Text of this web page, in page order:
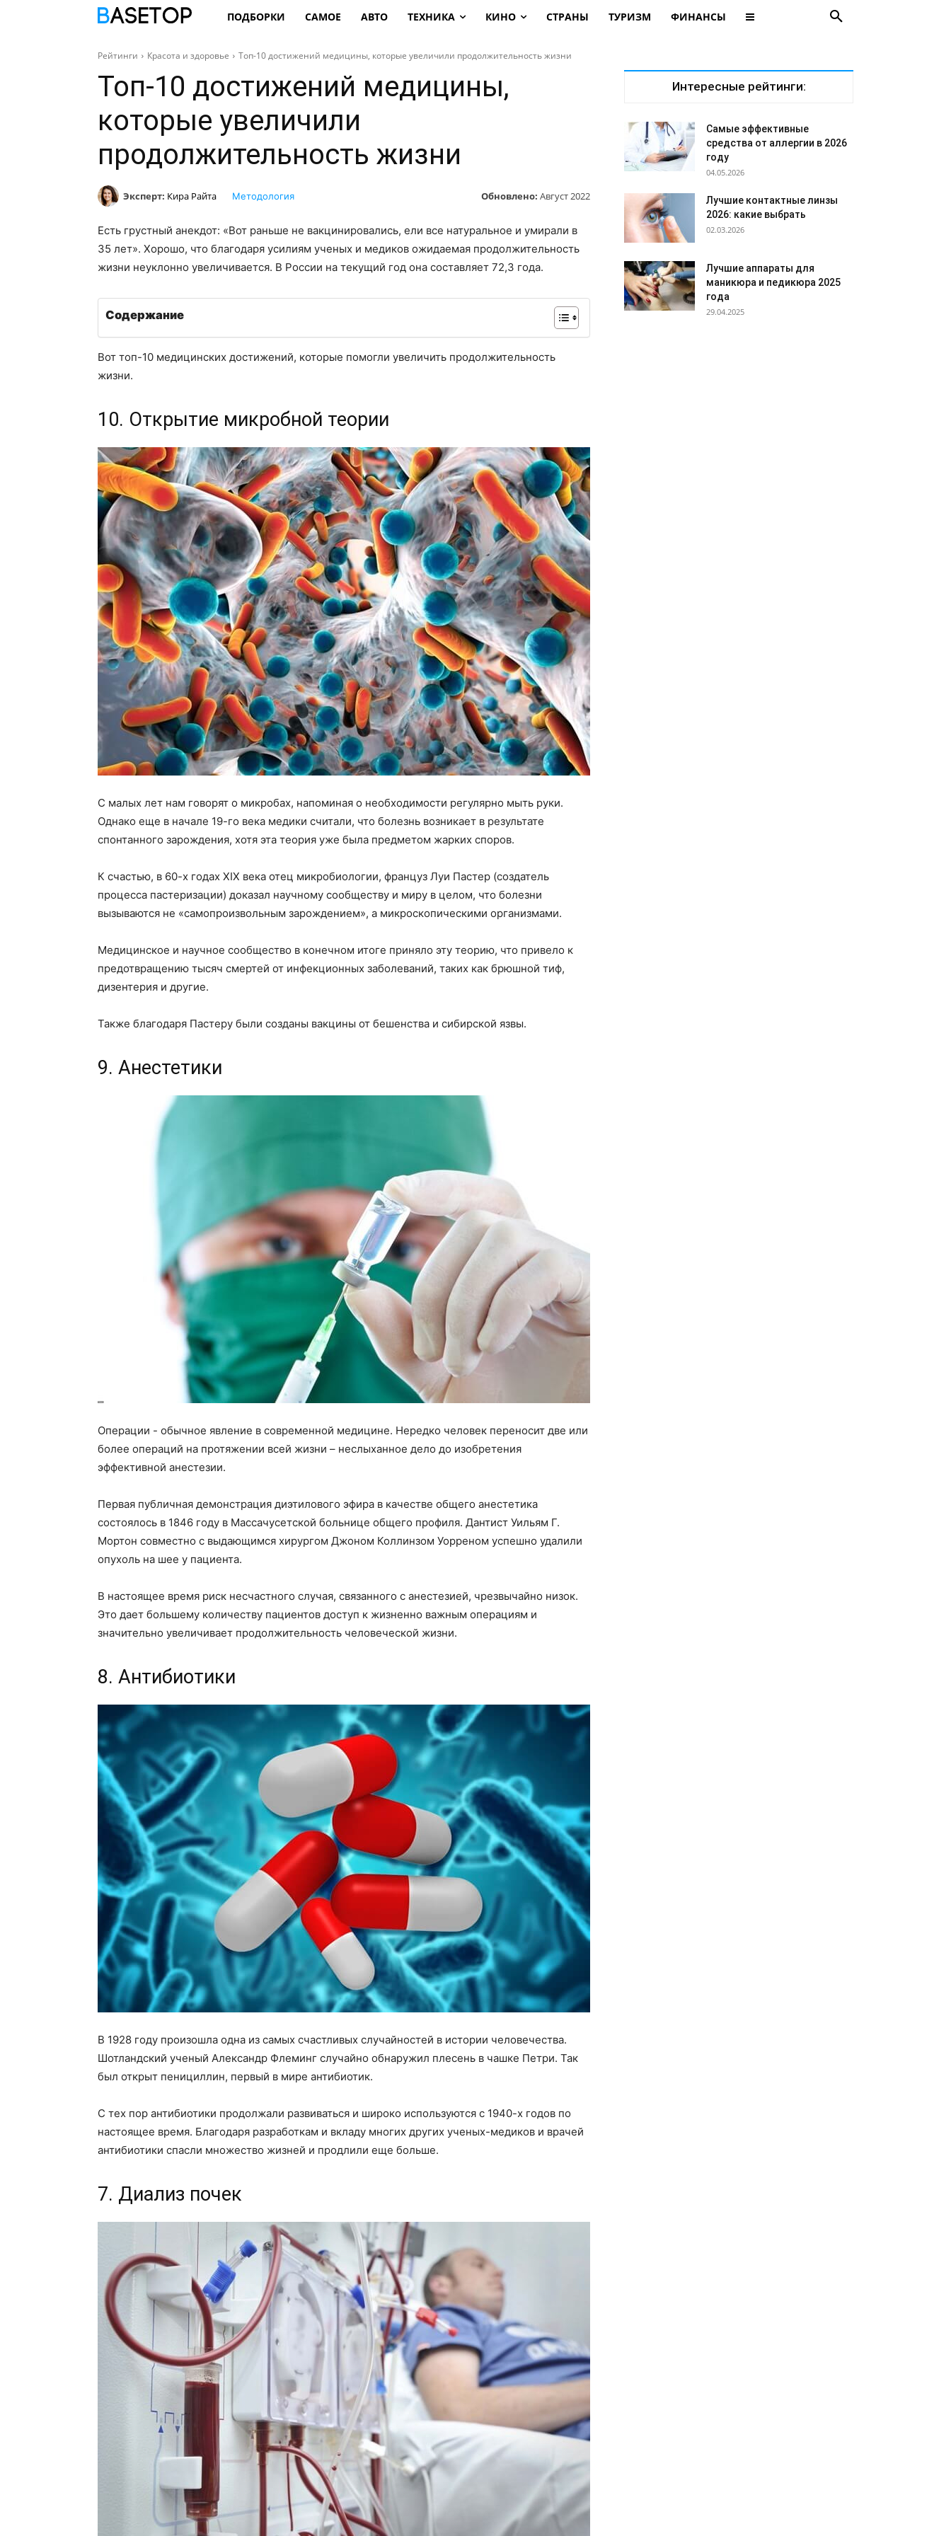
ПОДБОРКИ САМОЕ АВТО ТЕХНИКА КИНО СТРАНЫ ТУРИЗМ ФИНАНСЫ
Рейтинги Красота и здоровье Топ-10 достижений медицины, которые увеличили продолжительность жизни
Топ-10 достижений медицины,
которые увеличили
продолжительность жизни
Эксперт: Кира Райта Обновлено: Август 2022
Методология
Есть грустный анекдот: «Вот раньше не вакцинировались, ели все натуральное и умирали в
35 лет». Хорошо, что благодаря усилиям ученых и медиков ожидаемая продолжительность
жизни неуклонно увеличивается. В России на текущий год она составляет 72,3 года.
Содержание
Вот топ-10 медицинских достижений, которые помогли увеличить продолжительность
жизни.
10. Открытие микробной теории
С малых лет нам говорят о микробах, напоминая о необходимости регулярно мыть руки.
Однако еще в начале 19-го века медики считали, что болезнь возникает в результате
спонтанного зарождения, хотя эта теория уже была предметом жарких споров.
К счастью, в 60-х годах XIX века отец микробиологии, француз Луи Пастер (создатель
процесса пастеризации) доказал научному сообществу и миру в целом, что болезни
вызываются не «самопроизвольным зарождением», а микроскопическими организмами.
Медицинское и научное сообщество в конечном итоге приняло эту теорию, что привело к
предотвращению тысяч смертей от инфекционных заболеваний, таких как брюшной тиф,
дизентерия и другие.
Также благодаря Пастеру были созданы вакцины от бешенства и сибирской язвы.
9. Анестетики
Операции - обычное явление в современной медицине. Нередко человек переносит две или
более операций на протяжении всей жизни – неслыханное дело до изобретения
эффективной анестезии.
Первая публичная демонстрация диэтилового эфира в качестве общего анестетика
состоялось в 1846 году в Массачусетской больнице общего профиля. Дантист Уильям Г.
Мортон совместно с выдающимся хирургом Джоном Коллинзом Уорреном успешно удалили
опухоль на шее у пациента.
В настоящее время риск несчастного случая, связанного с анестезией, чрезвычайно низок.
Это дает большему количеству пациентов доступ к жизненно важным операциям и
значительно увеличивает продолжительность человеческой жизни.
8. Антибиотики
В 1928 году произошла одна из самых счастливых случайностей в истории человечества.
Шотландский ученый Александр Флеминг случайно обнаружил плесень в чашке Петри. Так
был открыт пенициллин, первый в мире антибиотик.
С тех пор антибиотики продолжали развиваться и широко используются с 1940-х годов по
настоящее время. Благодаря разработкам и вкладу многих других ученых-медиков и врачей
антибиотики спасли множество жизней и продлили еще больше.
7. Диализ почек
Интересные рейтинги:
Самые эффективные
средства от аллергии в 2026
году
04.05.2026
Лучшие контактные линзы
2026: какие выбрать
02.03.2026
Лучшие аппараты для
маникюра и педикюра 2025
года
29.04.2025